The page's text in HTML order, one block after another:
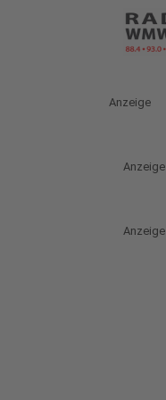
Anzeige
Anzeige
Anzeige